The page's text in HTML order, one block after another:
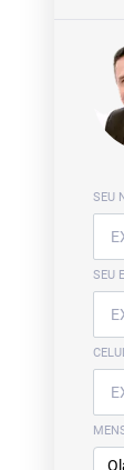
SEU
SEU